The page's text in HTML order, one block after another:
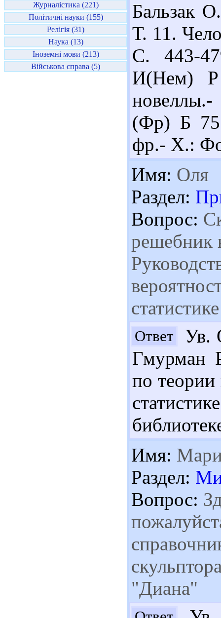
Журналістика (221)
Політичні науки (155)
Релігія (31)
Наука (13)
Іноземні мови (213)
Військова справа (5)
Бальзак
Т. 11.
С. 443-
И(Нем)
(Фр) Б
фр.- Х.:
Имя: Оля
Раздел:
Вопрос:
решебник
Ответ
Ув.
Гмурман
по теории
Имя:
Раздел:
Вопрос:
"Диана"